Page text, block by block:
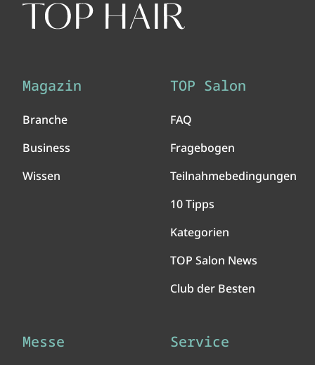
Magazin
Branche
Business
Wissen
TOP Salon
FAQ
Fragebogen
Teilnahmebedingungen
10 Tipps
Kategorien
TOP Salon News
Club der Besten
Messe Service